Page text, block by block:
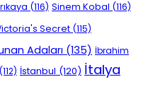
(116) Sinem Kobal (116)
Secret (115)
Adaları (135) İbrahim
(112) İstanbul (120) İtalya